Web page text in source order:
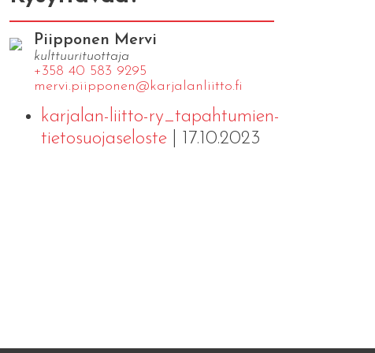
Piipponen Mervi
kulttuurituottaja
+358 40 583 9295
mervi.​piipponen@​kar​jala​nlii​tto.​fi
karjalan-liitto-ry_tapahtumien-
tietosuojaseloste| 17.10.2023